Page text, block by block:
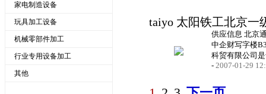
家电制造设备
玩具加工设备
机械零部件加工
行业专用设备加工
其他
taiyo 太阳铁工北京一
供应信息 北京
中企财写字楼
科贸有限公司
- 2007-01-29